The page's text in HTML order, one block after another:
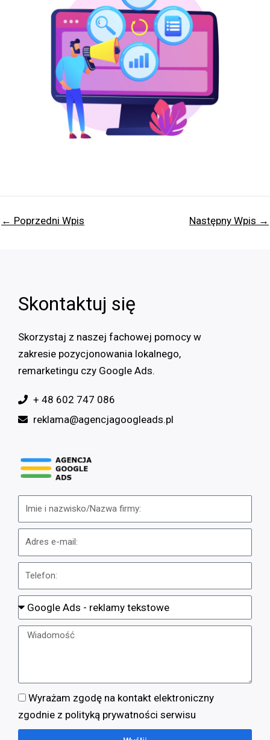
← Poprzedni Wpis Następny Wpis →
Skontaktuj się
Skorzystaj z naszej fachowej pomocy w
zakresie pozycjonowania lokalnego,
remarketingu czy Google Ads.
+ 48 602 747 086
reklama@agencjagoogleads.pl
Wyrażam zgodę na kontakt elektroniczny
zgodnie z polityką prywatności serwisu